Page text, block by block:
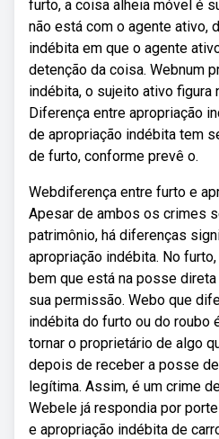
furto, a coisa alheia móvel é
não está com o agente ativo,
indébita em que o agente
detenção da coisa. Webnum
indébita, o sujeito ativo figura
Diferença entre apropriação
de apropriação indébita tem
de furto, conforme prevê o.
Webdiferença entre furto e
Apesar de ambos os crimes
patrimônio, há diferenças
apropriação indébita. No
bem que está na posse
sua permissão. Webo que
indébita do furto ou do roubo
tornar o proprietário de algo
depois de receber a posse
legítima. Assim, é um crime
Webele já respondia por
e apropriação indébita de